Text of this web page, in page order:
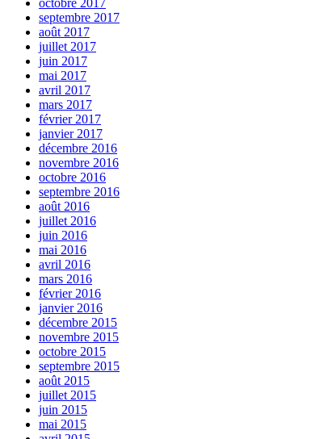
octobre 2017
septembre 2017
août 2017
juillet 2017
juin 2017
mai 2017
avril 2017
mars 2017
février 2017
janvier 2017
décembre 2016
novembre 2016
octobre 2016
septembre 2016
août 2016
juillet 2016
juin 2016
mai 2016
avril 2016
mars 2016
février 2016
janvier 2016
décembre 2015
novembre 2015
octobre 2015
septembre 2015
août 2015
juillet 2015
juin 2015
mai 2015